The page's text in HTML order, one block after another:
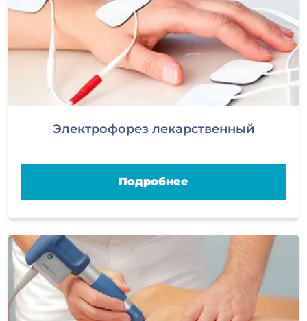
Электрофорез лекарственный
Подробнее